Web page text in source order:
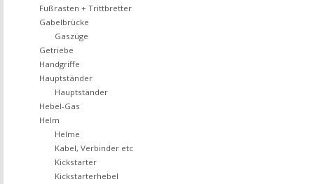
Fußrasten + Trittbretter
Gabelbrücke
Gaszüge
Getriebe
Handgriffe
Hauptständer
Hauptständer
Hebel-Gas
Helm
Helme
Kabel, Verbinder etc
Kickstarter
Kickstarterhebel